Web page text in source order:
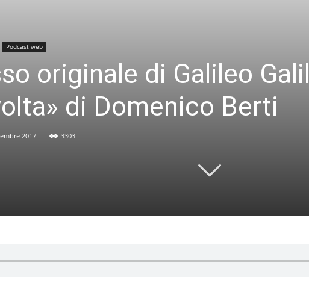
Podcast web
originale di Galileo
di Domenico Berti
2017 3303